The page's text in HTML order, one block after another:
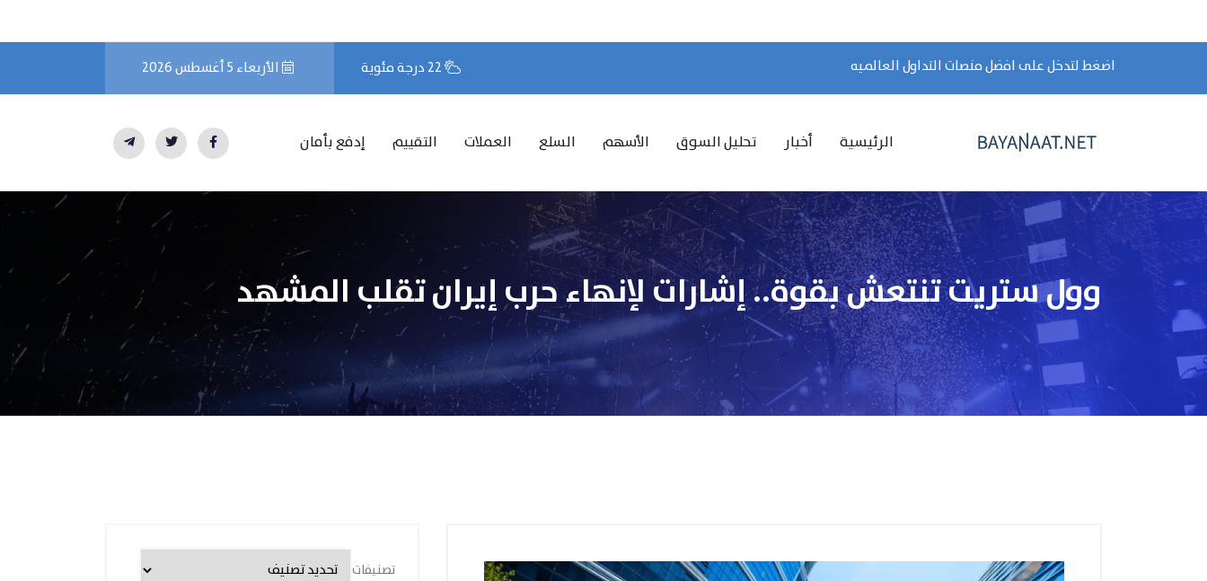
اضغط لتدخل على افضل منصات التداول العالميه 22 درجة مئوية الأربعاء 5 أغسطس 2026
الرئيسية أخبار تحليل السوق الأسهم السلع العملات التقييم إدفع بأمان
وول ستريت تنتعش بقوة.. إشارات لإنهاء حرب إيران تقلب المشهد
تصنيفات